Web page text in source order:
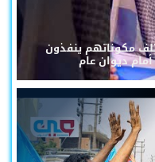
مكوناتهم ينفذون
ديوان عام